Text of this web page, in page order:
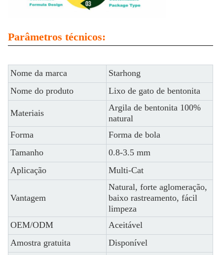
Parâmetros técnicos:
Nome da marca
Starhong
Nome do produto
Lixo de gato de bentonita
Materiais
Argila de bentonita 100%
natural
Forma
Forma de bola
Tamanho
0.8-3.5 mm
Aplicação
Multi-Cat
Vantagem
Natural, forte aglomeração,
baixo rastreamento, fácil
limpeza
OEM/ODM
Aceitável
Amostra gratuita
Disponível